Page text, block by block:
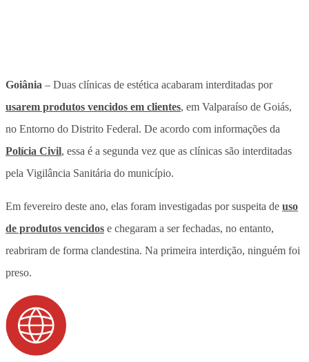
Goiânia – Duas clínicas de estética acabaram interditadas por
usarem produtos vencidos em clientes, em Valparaíso de Goiás,
no Entorno do Distrito Federal. De acordo com informações da
Polícia Civil, essa é a segunda vez que as clínicas são interditadas
pela Vigilância Sanitária do município.
Em fevereiro deste ano, elas foram investigadas por suspeita de uso
de produtos vencidos e chegaram a ser fechadas, no entanto,
reabriram de forma clandestina. Na primeira interdição, ninguém foi
preso.